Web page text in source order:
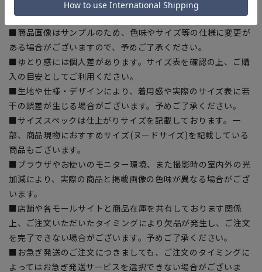
【商品に関するご注意】
■商品画像はサンプルのため、色味やサイズ等の仕様に変更が
ある場合がございますので、予めご了承ください。
■ゆとり感には個人差があります。サイズ表を確認の上、ご購
入の目安としてご利用ください。
■生地や仕様・デザインにより、着用感や実際のサイズ表に若
干の誤差が生じる場合がございます。予めご了承ください。
■サイズスペックは仕上がりサイズを記載しております。一
部、商品現物におすすめサイズ(ヌードサイズ)を記載している
商品もございます。
■ブラウザやお使いのモニター環境、また撮影時の室内外の光
加減により、実際の商品と掲載画像の色味が異なる場合がござ
います。
■店舗や各モールサイトと商品在庫を共有しております関係
上、ご注文いただいたタイミングにより欠品が発生し、ご注文
を完了できない場合がございます。予めご了承ください。
■お急ぎ発送のご注文につきましても、ご注文のタイミングに
よってはお急ぎ発送サービスを選択できない場合がございま